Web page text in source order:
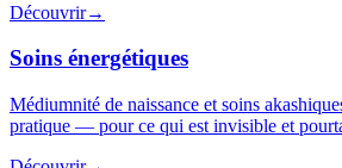
Découvrir→
Soins énergétiques
Médiumnité de naissance et soins
pratique — pour ce qui est invisible et